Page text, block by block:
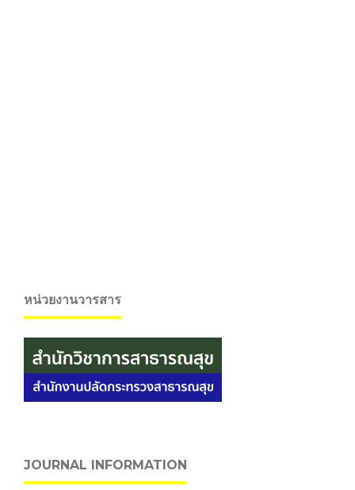
หน่วยงานวารสาร
JOURNAL INFORMATION